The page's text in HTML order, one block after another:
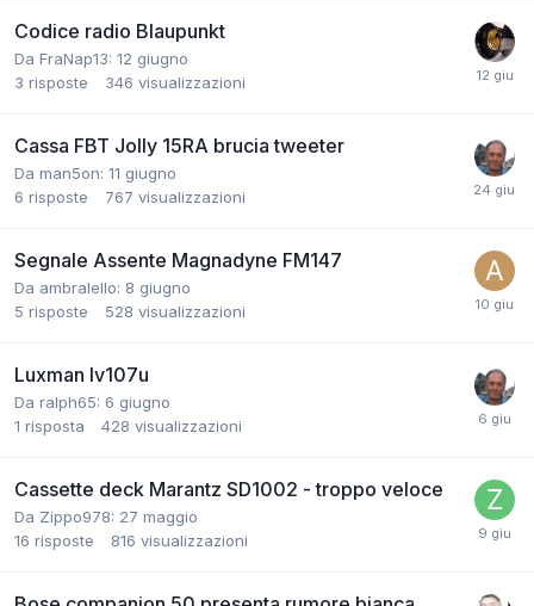
Codice radio Blaupunkt
Da FraNap13: 12 giugno
3 risposte 346 visualizzazioni
Cassa FBT Jolly 15RA brucia tweeter
Da man5on: 11 giugno
6 risposte 767 visualizzazioni
Segnale Assente Magnadyne FM147
Da ambralello: 8 giugno
5 risposte 528 visualizzazioni
Luxman lv107u
Da ralph65: 6 giugno
1 risposta 428 visualizzazioni
Cassette deck Marantz SD1002 - troppo veloce
Da Zippo978: 27 maggio
16 risposte 816 visualizzazioni